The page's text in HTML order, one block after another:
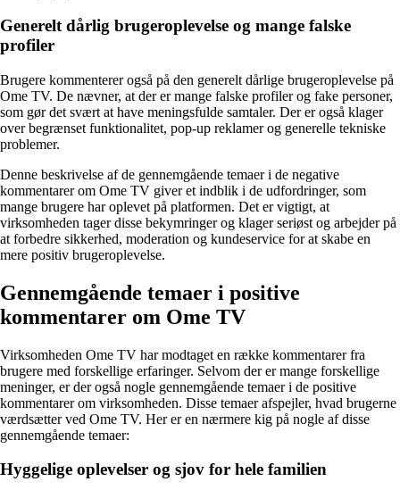
Generelt dårlig brugeroplevelse og mange falske
profiler
Brugere kommenterer også på den generelt dårlige brugeroplevelse på
Ome TV. De nævner, at der er mange falske profiler og fake personer,
som gør det svært at have meningsfulde samtaler. Der er også klager
over begrænset funktionalitet, pop-up reklamer og generelle tekniske
problemer.
Denne beskrivelse af de gennemgående temaer i de negative
kommentarer om Ome TV giver et indblik i de udfordringer, som
mange brugere har oplevet på platformen. Det er vigtigt, at
virksomheden tager disse bekymringer og klager seriøst og arbejder på
at forbedre sikkerhed, moderation og kundeservice for at skabe en
mere positiv brugeroplevelse.
Gennemgående temaer i positive
kommentarer om Ome TV
Virksomheden Ome TV har modtaget en række kommentarer fra
brugere med forskellige erfaringer. Selvom der er mange forskellige
meninger, er der også nogle gennemgående temaer i de positive
kommentarer om virksomheden. Disse temaer afspejler, hvad brugerne
værdsætter ved Ome TV. Her er en nærmere kig på nogle af disse
gennemgående temaer:
Hyggelige oplevelser og sjov for hele familien